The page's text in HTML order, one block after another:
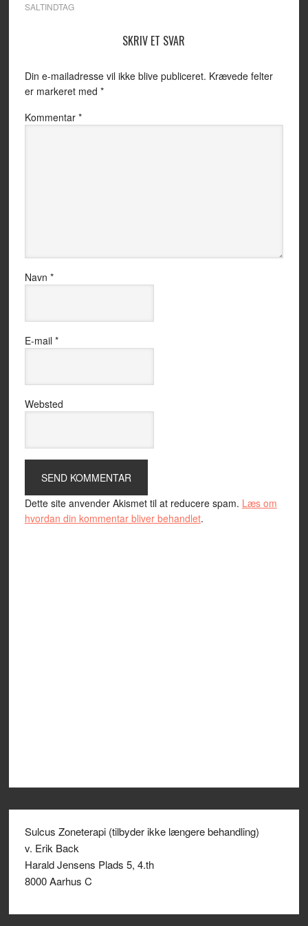
SALTINDTAG
SKRIV ET SVAR
Din e-mailadresse vil ikke blive publiceret. Krævede felter
er markeret med *
Kommentar *
Navn *
E-mail *
Websted
Dette site anvender Akismet til at reducere spam. Læs om
hvordan din kommentar bliver behandlet.
Sulcus Zoneterapi (tilbyder ikke længere behandling)
v. Erik Back
Harald Jensens Plads 5, 4.th
8000 Aarhus C